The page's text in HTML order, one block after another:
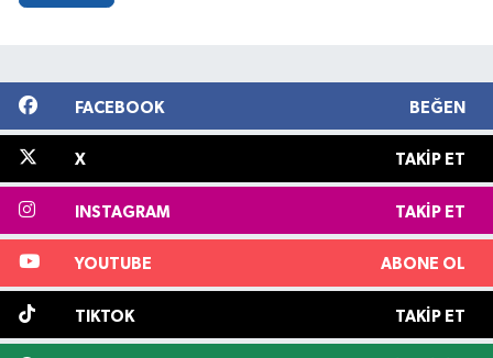
FACEBOOK BEĞEN
X TAKIP ET
INSTAGRAM TAKIP ET
YOUTUBE ABONE OL
TIKTOK TAKIP ET